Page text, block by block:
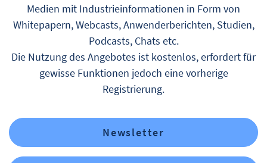
Medien mit Industrieinformationen in Form von
Whitepapern, Webcasts, Anwenderberichten, Studien,
Podcasts, Chats etc.
Die Nutzung des Angebotes ist kostenlos, erfordert für
gewisse Funktionen jedoch eine vorherige
Registrierung.
Newsletter